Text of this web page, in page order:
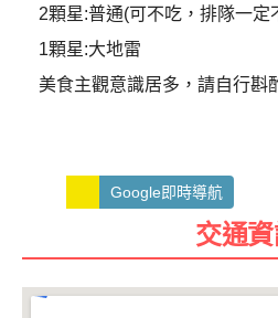
2顆星:普通(可不吃，排隊一定
1顆星:大地雷
美食主觀意識居多，請自行斟
Google即時導航
交通